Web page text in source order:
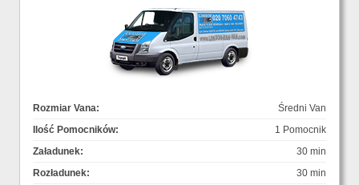
Rozmiar Vana:
Średni Van
Ilość Pomocników:
1 Pomocnik
Załadunek:
30 min
Rozładunek:
30 min